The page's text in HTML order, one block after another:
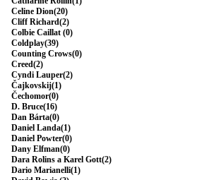
Celine Dion(20)
Cliff Richard(2)
Colbie Caillat (0)
Coldplay(39)
Counting Crows(0)
Creed(2)
Cyndi Lauper(2)
Čajkovskij(1)
Čechomor(0)
D. Bruce(16)
Dan Bárta(0)
Daniel Landa(1)
Daniel Powter(0)
Dany Elfman(0)
Dara Rolins a Karel Gott(2)
Dario Marianelli(1)